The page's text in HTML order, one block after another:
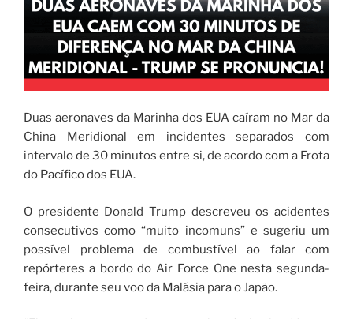
Duas aeronaves da Marinha dos EUA caíram no Mar da
China Meridional em incidentes separados com
intervalo de 30 minutos entre si, de acordo com a Frota
do Pacífico dos EUA.
O presidente Donald Trump descreveu os acidentes
consecutivos como “muito incomuns” e sugeriu um
possível problema de combustível ao falar com
repórteres a bordo do Air Force One nesta segunda-
feira, durante seu voo da Malásia para o Japão.